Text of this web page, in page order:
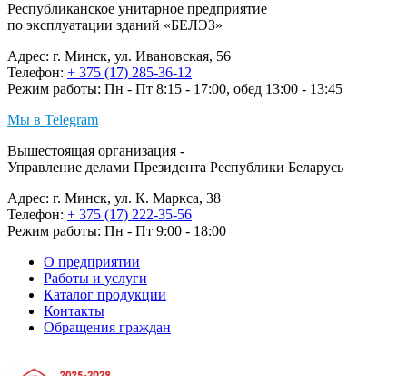
Республиканское унитарное предприятие
по эксплуатации зданий «БЕЛЭЗ»
Адрес: г. Минск, ул. Ивановская, 56
Телефон: + 375 (17) 285-36-12
Режим работы: Пн - Пт 8:15 - 17:00, обед 13:00 - 13:45
Мы в Telegram
Вышестоящая организация -
Управление делами Президента Республики Беларусь
Адрес: г. Минск, ул. К. Маркса, 38
Телефон: + 375 (17) 222-35-56
Режим работы: Пн - Пт 9:00 - 18:00
О предприятии
Работы и услуги
Каталог продукции
Контакты
Обращения граждан